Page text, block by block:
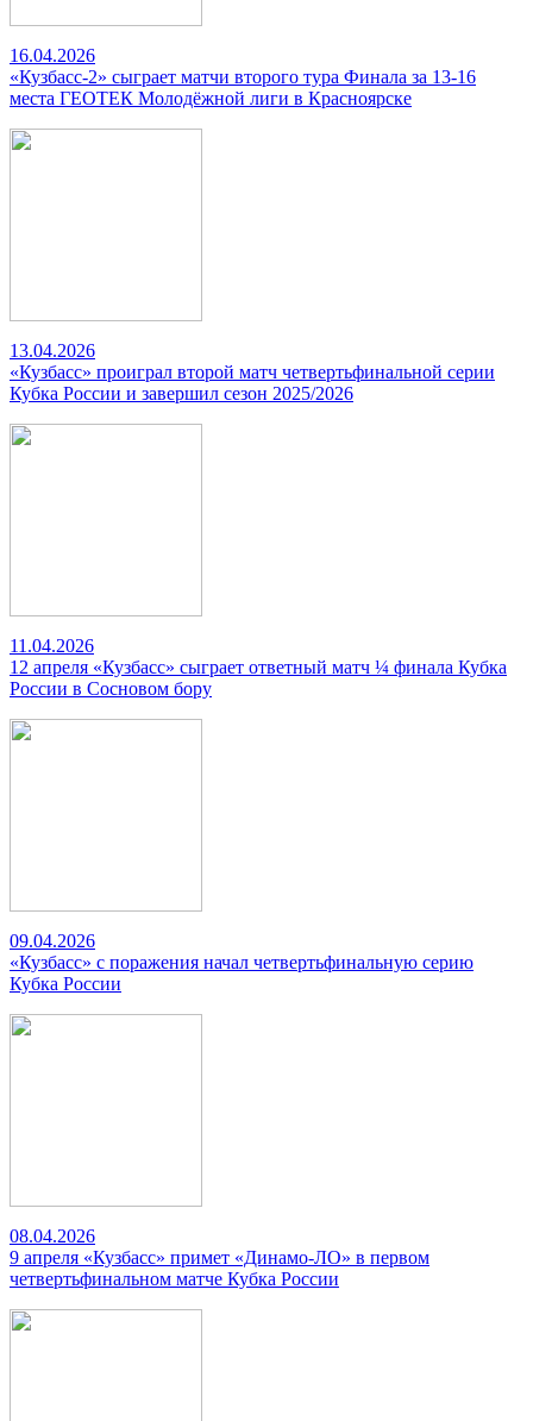
16.04.2026
«Кузбасс-2» сыграет матчи второго тура Финала за 13-16
места ГЕОТЕК Молодёжной лиги в Красноярске
13.04.2026
«Кузбасс» проиграл второй матч четвертьфинальной серии
Кубка России и завершил сезон 2025/2026
11.04.2026
12 апреля «Кузбасс» сыграет ответный матч ¼ финала Кубка
России в Сосновом бору
09.04.2026
«Кузбасс» с поражения начал четвертьфинальную серию
Кубка России
08.04.2026
9 апреля «Кузбасс» примет «Динамо-ЛО» в первом
четвертьфинальном матче Кубка России